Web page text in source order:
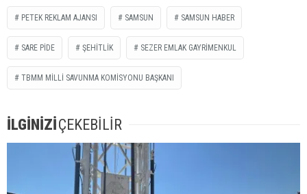
PETEK REKLAM AJANSI SAMSUN SAMSUN HABER
SARE PİDE ŞEHİTLİK SEZER EMLAK GAYRIMENKUL
TBMM MİLLİ SAVUNMA KOMİSYONU BAŞKANI
İLGİNİZİÇEKEBİLİR